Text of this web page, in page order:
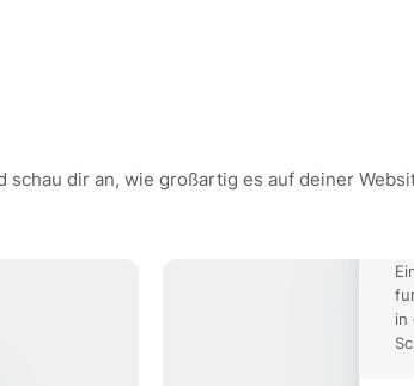
dir an, wie großartig es auf deiner
in